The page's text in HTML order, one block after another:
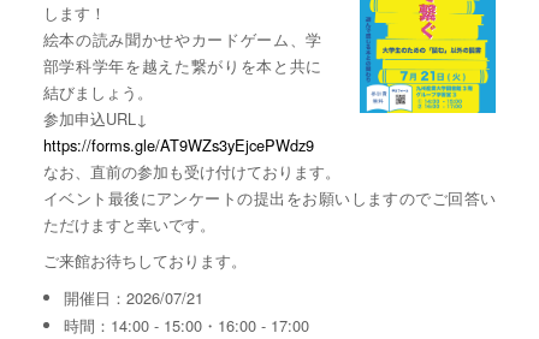
します！
絵本の読み聞かせやカードゲーム、学
部学科学年を越えた繋がりを本と共に
結びましょう。
参加申込URL↓
https://forms.gle/AT9WZs3yEjcePWdz9
なお、直前の参加も受け付けております。
イベント最後にアンケートの提出をお願いしますのでご回答い
ただけますと幸いです。
ご来館お待ちしております。
開催日：2026/07/21
時間：14:00 - 15:00・16:00 - 17:00